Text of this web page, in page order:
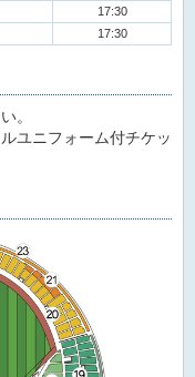
17:30
17:30
。
ユニフォーム付チケッ